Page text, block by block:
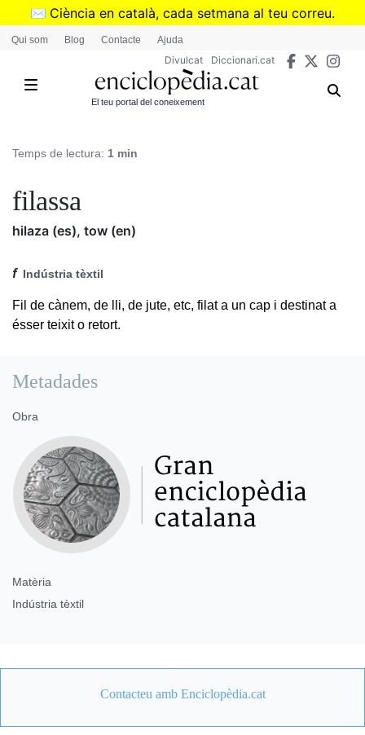
Vés
✉️ Ciència en català, cada setmana al teu correu.
➜Subscriu-te al butlletí de Divulcat
Qui som Blog Contacte Ajuda
Divulcat Diccionari.cat
El teu portal del coneixement
Temps de lectura: 1 min
filassa
hilaza (es), tow (en)
f Indústria tèxtil
Fil de cànem, de lli, de jute, etc, filat a un cap i destinat a
ésser teixit o retort.
Metadades
Obra
Matèria
Indústria tèxtil
Contacteu amb Enciclopèdia.cat